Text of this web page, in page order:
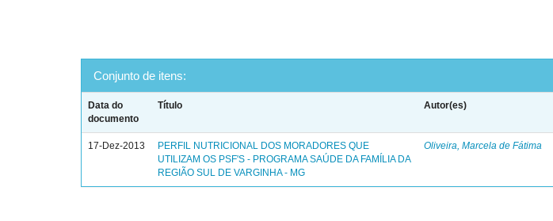
Conjunto de itens:
Data do
documento
Título Autor(es)
17-Dez-2013
PERFIL NUTRICIONAL DOS MORADORES QUE
UTILIZAM OS PSF'S - PROGRAMA SAÚDE DA FAMÍLIA DA
REGIÃO SUL DE VARGINHA - MG
Oliveira, Marcela de Fátima